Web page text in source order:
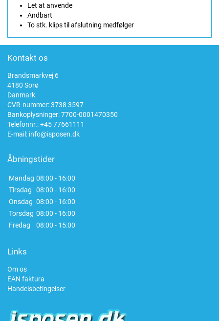
Let at anvende
Åndbart
To stk. klips til afslutning medfølger
Kontakt os
Brandsmarkvej 6
4180 Sorø
Danmark
CVR-nummer: 3738 3597
Bankoplysninger: 7700-0001470350
Telefonnr.:+45 77661111
E-mail: info@isposen.dk
Åbningstider
Mandag 08:00 - 16:00
Tirsdag
08:00 - 16:00
Onsdag 08:00 - 16:00
Torsdag 08:00 - 16:00
Fredag
08:00 - 15:00
Links
Om os
EAN faktura
Handelsbetingelser